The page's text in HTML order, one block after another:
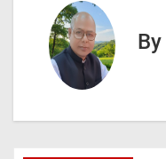
v
By